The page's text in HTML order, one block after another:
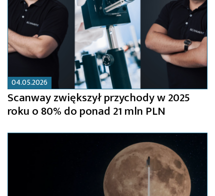
04.05.2026
Scanway zwiększył przychody w 2025
roku o 80% do ponad 21 mln PLN